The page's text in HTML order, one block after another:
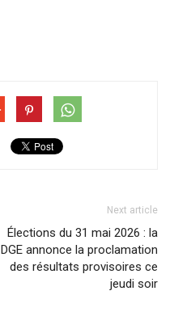
Next article
Élections du 31 mai 2026 : la
DGE annonce la proclamation
des résultats provisoires ce
jeudi soir